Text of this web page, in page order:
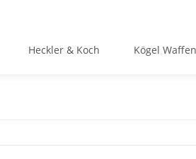
Heckler & Koch Kögel Waffen